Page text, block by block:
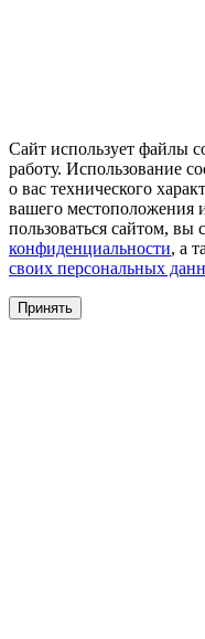
Сайт использует файлы
работу. Использование
о вас технического
вашего
пользоваться сайтом, вы
конфиденциальности, а
своих персональных
Принять